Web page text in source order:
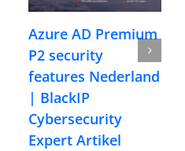
Azure AD Premium
P2 security
features Nederland
| BlackIP
Cybersecurity
Expert Artikel